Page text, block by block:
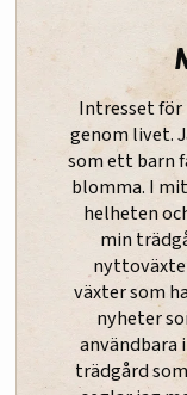
Intresset
genom livet.
som ett barn
blomma. I
helheten
min
växter som
nyheter
användbara
trädgård